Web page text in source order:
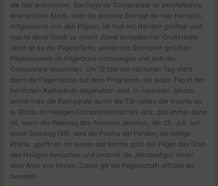
die hier ankommen. Santiago de Compostela ist zweifelsohne
eine schöne Stadt, aber die positive Energie die hier herrscht,
mitgebracht von den Pilgern, ist fast mit Händen greifbar und
macht diese Stadt zu einem Juwel europäischer Großstädte.
Jetzt ist es die Pilgerpflicht, seinen mit Stempeln gefüllten
Pilgerausweis im Pilgerbüro vorzuzeigen und sich die
Compostela abzuholen. Um 12 Uhr am nächsten Tag steht
dann die Pilgermesse auf dem Programm, die jeden Tag in der
herrlichen Kathedrale abgehalten wird. In normalen Jahren
betritt man die Kathedrale durch die Tür neben der Puerta de
la Gloria. Im Heiligen Compostelanischen Jahr, das immer dann
ist, wenn der Feiertag des Apostels Jakobus, der 25. Juli, auf
einen Sonntag fällt, wird die Puerta del Perdón, die heilige
Pforte, geöffnet. Im Innern der Kirche geht der Pilger das Grab
des Heiligen besuchen und umarmt die Jakobusfigur hinter
dem Altar von hinten. Damit gilt die Pilgerschaft offiziell als
beendet.